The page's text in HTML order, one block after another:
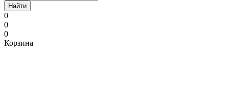
Найти
0
0
0
Корзина